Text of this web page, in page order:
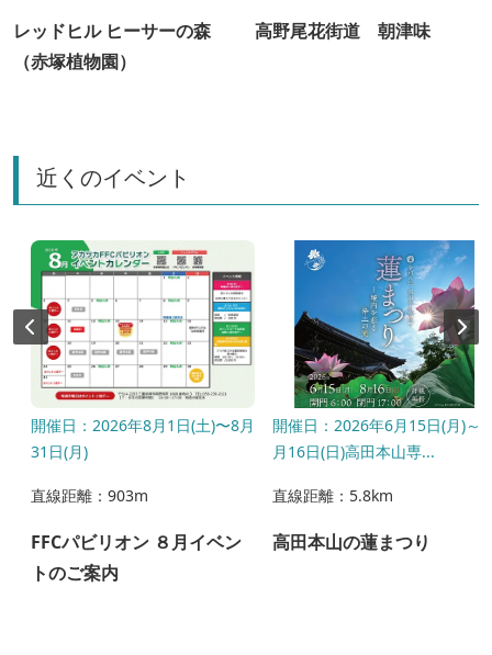
レッドヒル ヒーサーの森
（赤塚植物園）
高野尾花街道 朝津味
近くのイベント
開催日：2026年8月1日(土)〜8月
31日(月)
直線距離：903m
FFCパビリオン ８月イベン
トのご案内
開催日：2026年6月15日(月)～8
月16日(日)高田本山専...
直線距離：5.8km
高田本山の蓮まつり